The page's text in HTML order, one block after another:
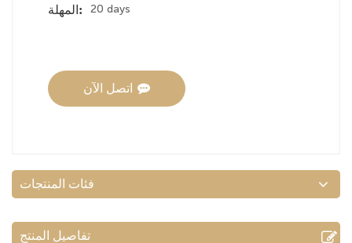
المهلة:
20 days
اتصل الآن
فئات المنتجات
تفاصيل المنتج